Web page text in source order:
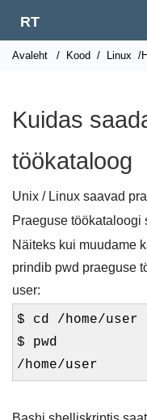
RT
Avaleht / Kood / Linux /
Kuidas
töökataloog
Unix / Linux saavad
Praeguse töökataloogi
Näiteks kui muudame
prindib pwd praeguse
user:
$ cd /home/user
$ pwd
/home/user